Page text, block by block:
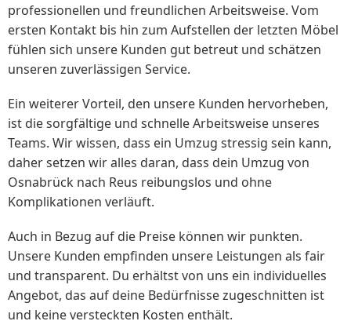
professionellen und freundlichen Arbeitsweise. Vom
ersten Kontakt bis hin zum Aufstellen der letzten Möbel
fühlen sich unsere Kunden gut betreut und schätzen
unseren zuverlässigen Service.
Ein weiterer Vorteil, den unsere Kunden hervorheben,
ist die sorgfältige und schnelle Arbeitsweise unseres
Teams. Wir wissen, dass ein Umzug stressig sein kann,
daher setzen wir alles daran, dass dein Umzug von
Osnabrück nach Reus reibungslos und ohne
Komplikationen verläuft.
Auch in Bezug auf die Preise können wir punkten.
Unsere Kunden empfinden unsere Leistungen als fair
und transparent. Du erhältst von uns ein individuelles
Angebot, das auf deine Bedürfnisse zugeschnitten ist
und keine versteckten Kosten enthält.